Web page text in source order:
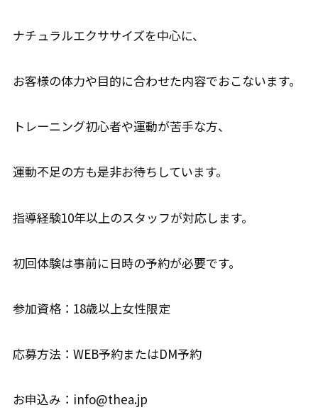
ナチュラルエクササイズを中心に、
お客様の体力や目的に合わせた内容でおこないます。
トレーニング初心者や運動が苦手な方、
運動不足の方も是非お待ちしています。
指導経験10年以上のスタッフが対応します。
初回体験は事前に日時の予約が必要です。
参加資格：18歳以上女性限定
応募方法：WEB予約またはDM予約
お申込み：info@thea.jp